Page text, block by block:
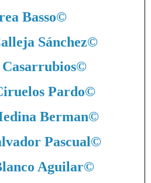
Basso©
Sánchez©
©
Pardo©
Berman©
Pascual©
Aguilar©